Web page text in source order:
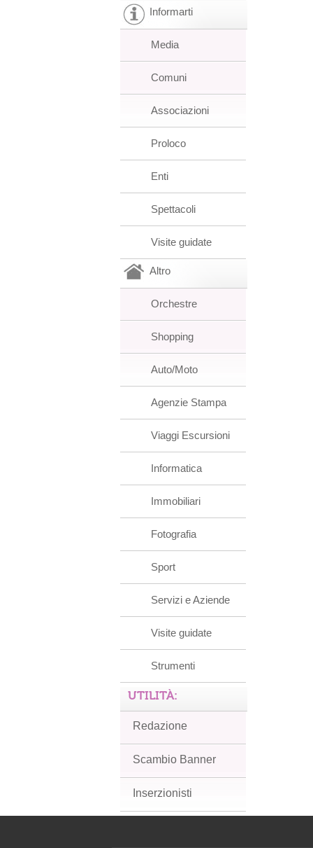
Informarti
Media
Comuni
Associazioni
Proloco
Enti
Spettacoli
Visite guidate
Altro
Orchestre
Shopping
Auto/Moto
Agenzie Stampa
Viaggi Escursioni
Informatica
Immobiliari
Fotografia
Sport
Servizi e Aziende
Visite guidate
Strumenti
UTILITÀ:
Redazione
Scambio Banner
Inserzionisti